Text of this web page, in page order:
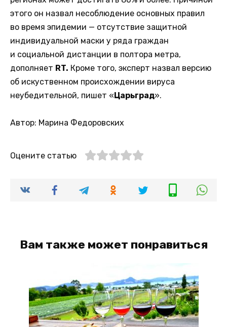
этого он назвал несоблюдение основных правил
во время эпидемии — отсутствие защитной
индивидуальной маски у ряда граждан
и социальной дистанции в полтора метра,
дополняет RT. Кроме того, эксперт назвал версию
об искуственном происхождении вируса
неубедительной, пишет «Царьград».
Автор: Марина Федоровских
Оцените статью
Вам также может понравиться